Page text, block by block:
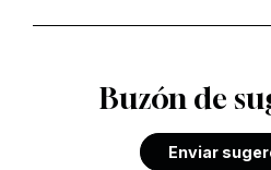
Buzón de
Enviar